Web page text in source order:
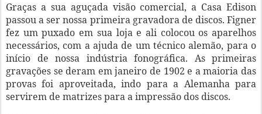
Graças a sua aguçada visão comercial, a Casa Edison
passou a ser nossa primeira gravadora de discos. Figner
fez um puxado em sua loja e ali colocou os aparelhos
necessários, com a ajuda de um técnico alemão, para o
início de nossa indústria fonográfica. As primeiras
gravações se deram em janeiro de 1902 e a maioria das
provas foi aproveitada, indo para a Alemanha para
servirem de matrizes para a impressão dos discos.